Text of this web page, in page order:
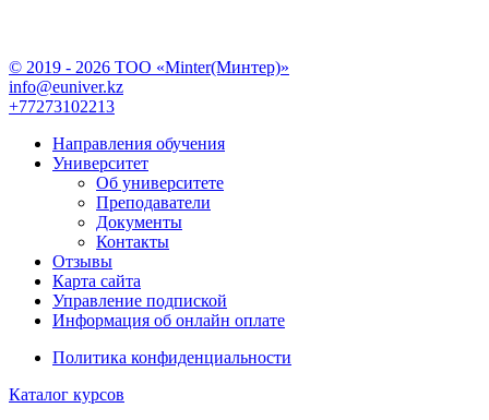
© 2019 - 2026 TOO «Minter(Минтер)»
info@euniver.kz
+77273102213
Направления обучения
Университет
Об университете
Преподаватели
Документы
Контакты
Отзывы
Карта сайта
Управление подпиской
Информация об онлайн оплате
Политика конфиденциальности
Каталог курсов